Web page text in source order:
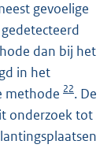
gevoelige
dan bij het
in het
methode 22. De
onderzoek tot